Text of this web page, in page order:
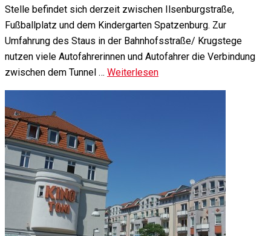
Stelle befindet sich derzeit zwischen Ilsenburgstraße,
Fußballplatz und dem Kindergarten Spatzenburg. Zur
Umfahrung des Staus in der Bahnhofsstraße/ Krugstege
nutzen viele Autofahrerinnen und Autofahrer die Verbindung
zwischen dem Tunnel … Weiterlesen